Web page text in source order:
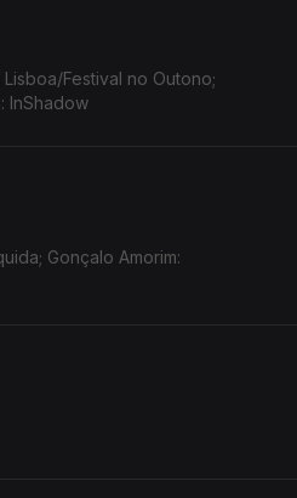
Festival no Outono;
InShadow
Gonçalo Amorim: